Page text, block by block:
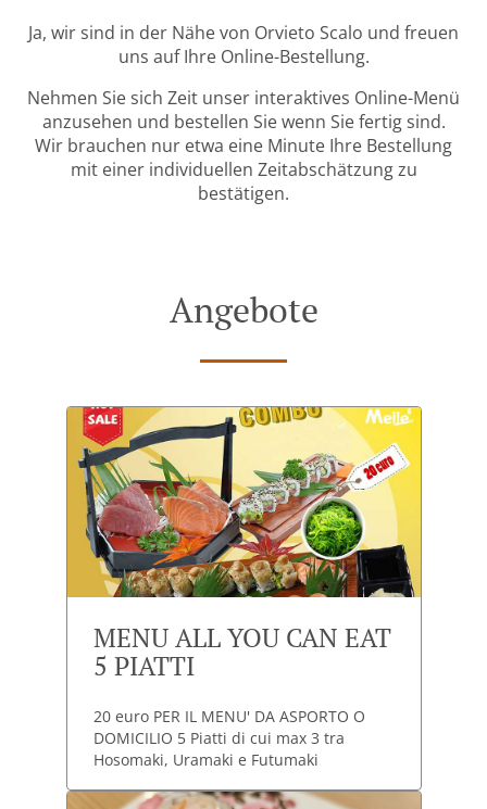
Ja, wir sind in der Nähe von Orvieto Scalo und freuen
uns auf Ihre Online-Bestellung.
Nehmen Sie sich Zeit unser interaktives Online-Menü
anzusehen und bestellen Sie wenn Sie fertig sind.
Wir brauchen nur etwa eine Minute Ihre Bestellung
mit einer individuellen Zeitabschätzung zu
bestätigen.
Angebote
MENU ALL YOU CAN EAT
5 PIATTI
20 euro PER IL MENU' DA ASPORTO O
DOMICILIO 5 Piatti di cui max 3 tra
Hosomaki, Uramaki e Futumaki